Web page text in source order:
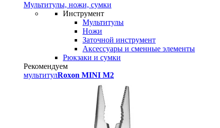
Мультитулы, ножи, сумки
Инструмент
Мультитулы
Ножи
Заточной инструмент
Аксессуары и сменные элементы
Рюкзаки и сумки
Рекомендуем
мультитулRoxon MINI M2